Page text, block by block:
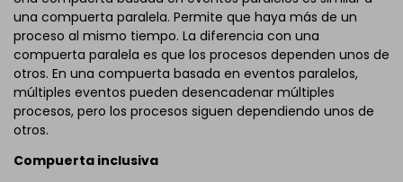
una compuerta paralela. Permite que haya más de un
proceso al mismo tiempo. La diferencia con una
compuerta paralela es que los procesos dependen unos de
otros. En una compuerta basada en eventos paralelos,
múltiples eventos pueden desencadenar múltiples
procesos, pero los procesos siguen dependiendo unos de
otros.
Compuerta inclusiva